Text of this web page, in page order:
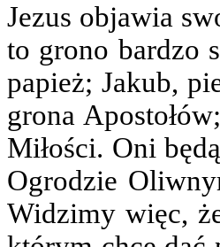
Jezus objawia
to grono bardzo
papież; Jakub,
grona
Miłości. Oni
Ogrodzie
Widzimy więc,